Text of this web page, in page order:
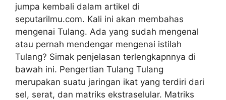
jumpa kembali dalam artikel di
seputarilmu.com. Kali ini akan membahas
mengenai Tulang. Ada yang sudah mengenal
atau pernah mendengar mengenai istilah
Tulang? Simak penjelasan terlengkapnnya di
bawah ini. Pengertian Tulang Tulang
merupakan suatu jaringan ikat yang terdiri dari
sel, serat, dan matriks ekstraselular. Matriks